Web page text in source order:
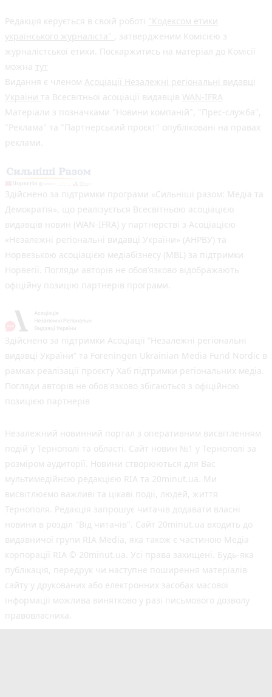
Редакція керується в своїй роботі "Кодексом етики
українського журналіста"
, затвердженим Комісією з
журналістської етики. Поскаржитись на матеріал до Комісії
можна тут
Видання є членом Асоціації Незалежні регіональні видавці
України та Всесвітньої асоціації видавців WAN-IFRA
Матеріали з позначками "Новини компаній", "Прес-служба",
"Реклама" та "Партнерський проєкт" опубліковані на правах
реклами.
Здійснено за підтримки програми «Сильніші разом: Медіа та
Демократія», що реалізується Всесвітньою асоціацією
видавців новин (WAN-IFRA) у партнерстві з Асоціацією
«Незалежні регіональні видавці України» (АНРВУ) та
Норвезькою асоціацією медіабізнесу (MBL) за підтримки
Норвегії. Погляди авторів не обов’язково відображають
офіційну позицію партнерів програми.
Здійснено за підтримки Асоціації “Незалежні регіональні
видавці України” та Foreningen Ukrainian Media Fund Nordic в
рамках реалізації проєкту Хаб підтримки регіональних медіа.
Погляди авторів не обов'язково збігаються з офіційною
позицією партнерів
Незалежний новинний портал з оперативним висвітленням
подій у Тернополі та області. Сайт новин №1 у Тернополі за
розміром аудиторії. Новини створюються для Вас
мультимедійною редакцією RIA та 20minut.ua. Ми
висвітлюємо важливі та цікаві події, людей, життя
Тернополя. Редакція запрошує читачів додавати власні
новини в розділ "Від читачів". Сайт 20minut.ua входить до
видавничої групи RIA Media, яка також є частиною Медіа
корпорації RIA © 20minut.ua. Усі права захищені. Будь-яка
публiкацiя, передрук чи наступне поширення матеріалів
сайту у друкованих або електронних засобах масової
інформації можлива винятково у разі письмового дозволу
правовласника.